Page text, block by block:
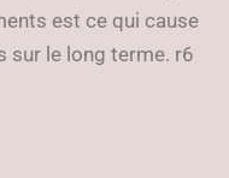
est ce qui cause
sur le long terme. r6